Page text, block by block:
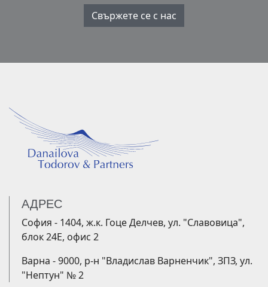
Свържете се с нас
АДРЕС
София - 1404, ж.к. Гоце Делчев, ул. "Славовица",
блок 24Е, офис 2
Варна - 9000, р-н "Владислав Варненчик", ЗПЗ, ул.
"Нептун" № 2